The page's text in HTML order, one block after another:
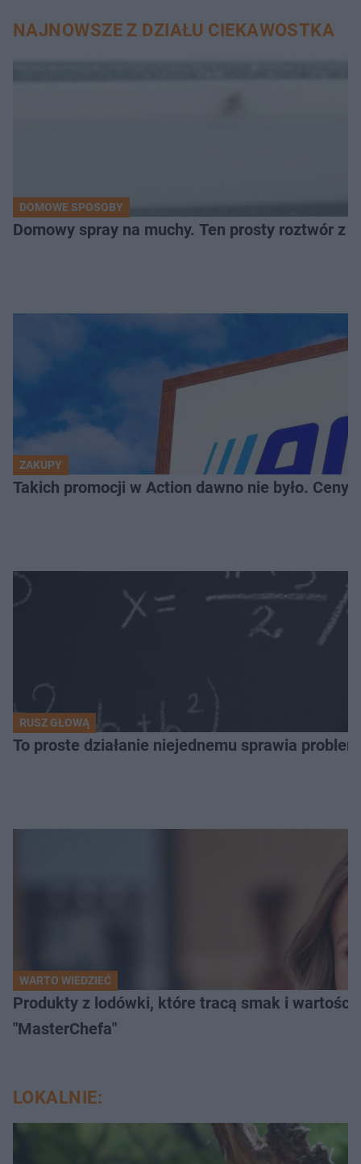
NAJNOWSZE Z DZIAŁU CIEKAWOSTKA
DOMOWE SPOSOBY
Domowy spray na muchy. Ten prosty roztwór z
ZAKUPY
Takich promocji w Action dawno nie było. Ceny
RUSZ GŁOWĄ
To proste działanie niejednemu sprawia
WARTO WIEDZIEĆ
Produkty z lodówki, które tracą smak i
"MasterChefa"
LOKALNIE: